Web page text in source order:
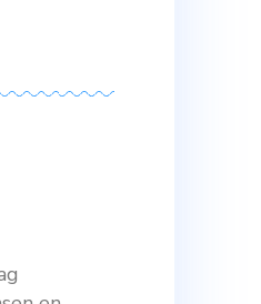
met
Water gestart met
we u op de